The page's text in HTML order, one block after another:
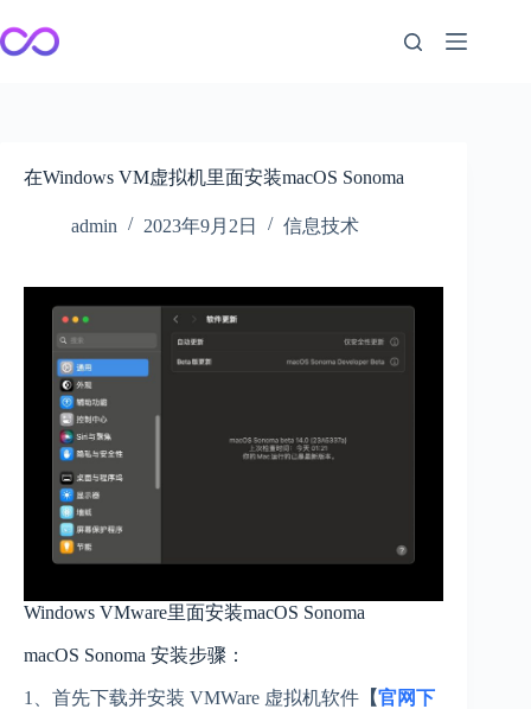
至
内
在Windows VM虚拟机里面安装macOS Sonoma
admin 2023年9月2日 信息技术
Windows VMware里面安装macOS Sonoma
macOS Sonoma 安装步骤：
1、首先下载并安装 VMWare 虚拟机软件 【官网下